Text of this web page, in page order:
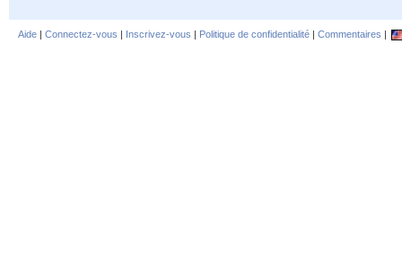
Aide | Connectez-vous | Inscrivez-vous | Politique de confidentialité | Commentaires |